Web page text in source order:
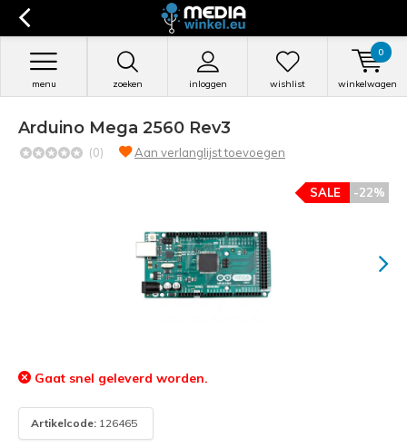
zoeken inloggen
menu wishlist winkelwagen
0
Arduino Mega 2560 Rev3
(0) Aan verlanglijst toevoegen
-22%
SALE
Gaat snel geleverd worden.
Artikelcode: 126465